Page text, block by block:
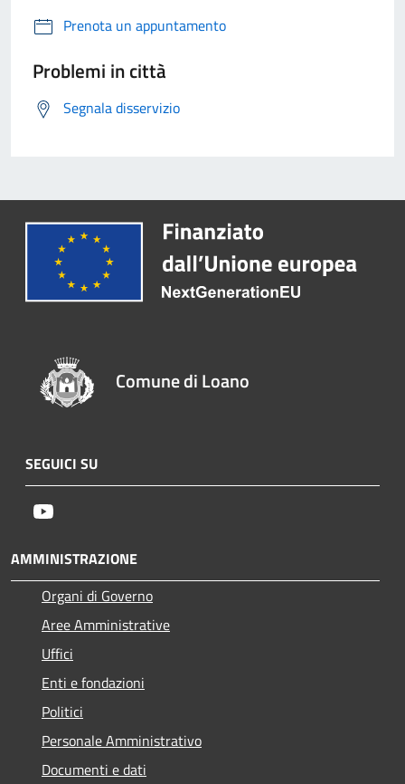
Prenota un appuntamento
Problemi in città
Segnala disservizio
Comune di Loano
SEGUICI SU
AMMINISTRAZIONE
Organi di Governo
Aree Amministrative
Uffici
Enti e fondazioni
Politici
Personale Amministrativo
Documenti e dati